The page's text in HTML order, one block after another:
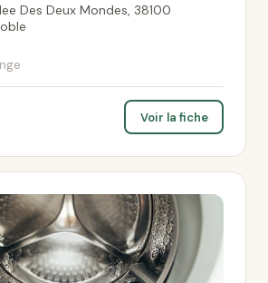
Des Deux Mondes, 38100
Voir la fiche